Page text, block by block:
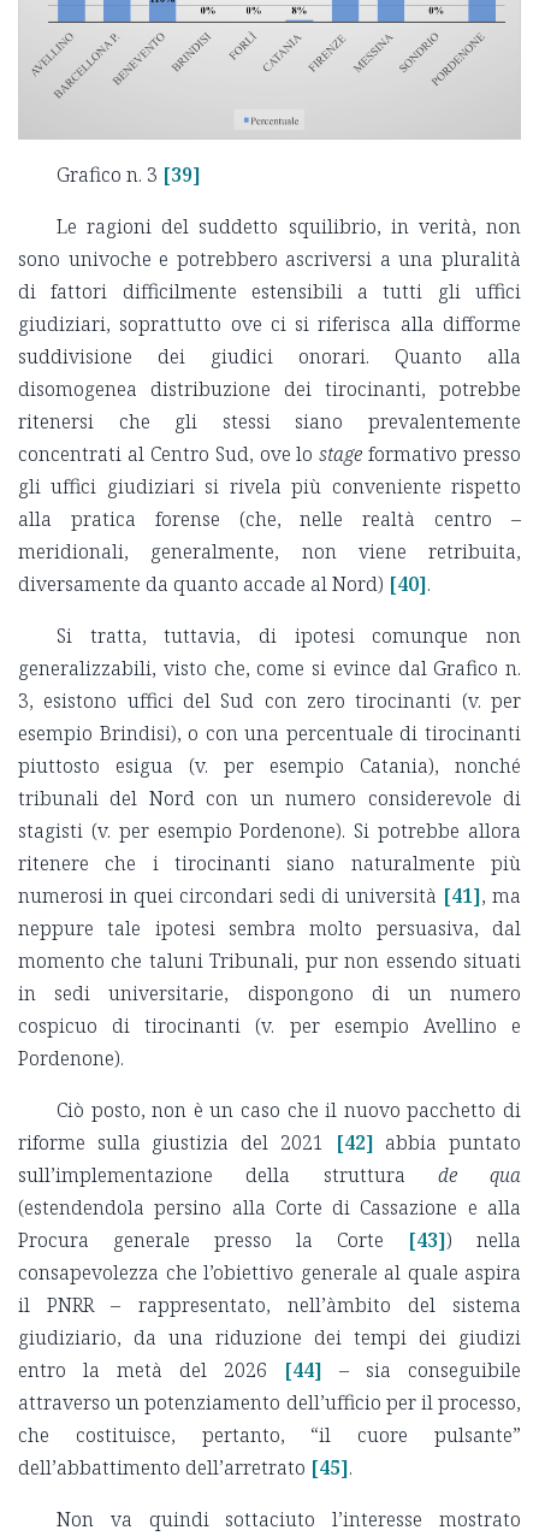
Grafico n. 3 [39]
Le ragioni del suddetto squilibrio, in verità, non
sono univoche e potrebbero ascriversi a una pluralità
di fattori difficilmente estensibili a tutti gli uffici
giudiziari, soprattutto ove ci si riferisca alla difforme
suddivisione dei giudici onorari. Quanto alla
disomogenea distribuzione dei tirocinanti, potrebbe
ritenersi che gli stessi siano prevalentemente
concentrati al Centro Sud, ove lostageformativo presso
gli uffici giudiziari si rivela più conveniente rispetto
alla pratica forense (che, nelle realtà centro –
meridionali, generalmente, non viene retribuita,
diversamente da quanto accade al Nord) [40].
Si tratta, tuttavia, di ipotesi comunque non
generalizzabili, visto che, come si evince dal Grafico n.
3, esistono uffici del Sud con zero tirocinanti (v. per
esempio Brindisi), o con una percentuale di tirocinanti
piuttosto esigua (v. per esempio Catania), nonché
tribunali del Nord con un numero considerevole di
stagisti (v. per esempio Pordenone). Si potrebbe allora
ritenere che i tirocinanti siano naturalmente più
numerosi in quei circondari sedi di università [41], ma
neppure tale ipotesi sembra molto persuasiva, dal
momento che taluni Tribunali, pur non essendo situati
in sedi universitarie, dispongono di un numero
cospicuo di tirocinanti (v. per esempio Avellino e
Pordenone).
Ciò posto, non è un caso che il nuovo pacchetto di
riforme sulla giustizia del 2021 [42] abbia puntato
sull’implementazione della struttura de qua
(estendendola persino alla Corte di Cassazione e alla
Procura generale presso la Corte
[43]) nella
consapevolezza che l’obiettivo generale al quale aspira
il PNRR – rappresentato, nell’àmbito del sistema
giudiziario, da una riduzione dei tempi dei giudizi
entro la metà del 2026
[44] – sia conseguibile
attraverso un potenziamento dell’ufficio per il processo,
che costituisce, pertanto, “il cuore pulsante”
dell’abbattimento dell’arretrato [45].
Non va quindi sottaciuto l’interesse mostrato